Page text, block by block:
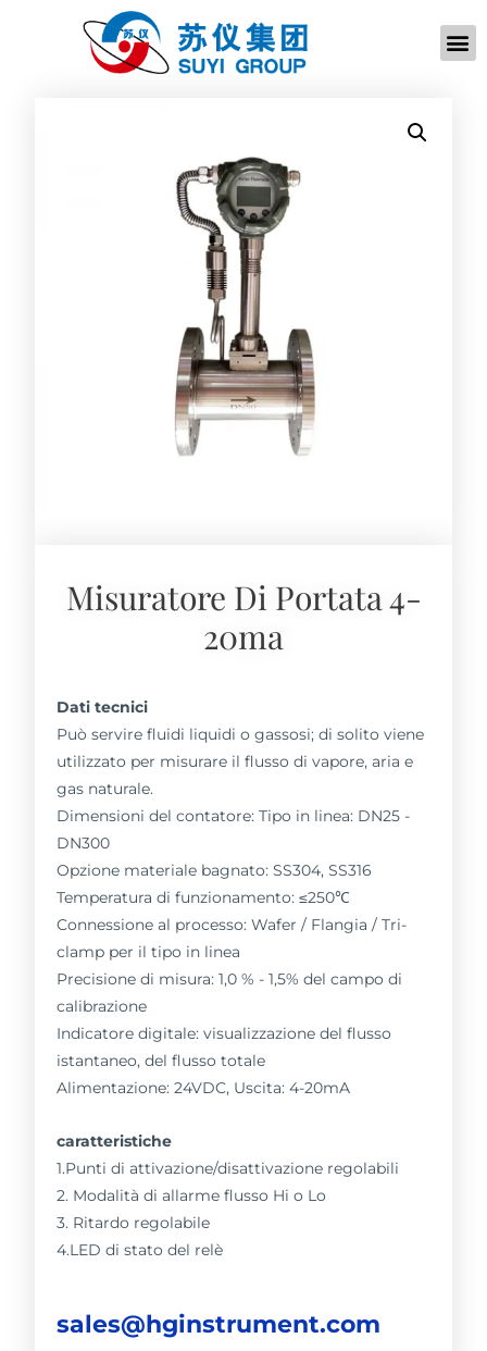
Misuratore Di Portata 4-
20ma
Dati tecnici
Può servire fluidi liquidi o gassosi; di solito viene
utilizzato per misurare il flusso di vapore, aria e
gas naturale.
Dimensioni del contatore: Tipo in linea: DN25 -
DN300
Opzione materiale bagnato: SS304, SS316
Temperatura di funzionamento: ≤250℃
Connessione al processo: Wafer / Flangia / Tri-
clamp per il tipo in linea
Precisione di misura: 1,0 % - 1,5% del campo di
calibrazione
Indicatore digitale: visualizzazione del flusso
istantaneo, del flusso totale
Alimentazione: 24VDC, Uscita: 4-20mA
caratteristiche
1.Punti di attivazione/disattivazione regolabili
2. Modalità di allarme flusso Hi o Lo
3. Ritardo regolabile
4.LED di stato del relè
sales@hginstrument.com